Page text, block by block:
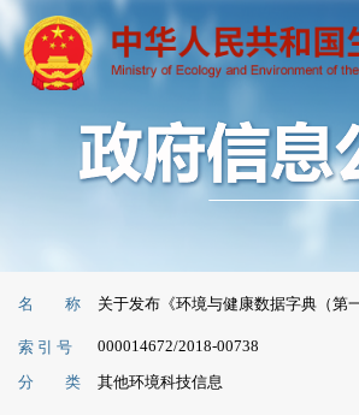
名 称 关于发布《环境与健康数据字典（第
索 引 号 000014672/2018-00738
分 类 其他环境科技信息